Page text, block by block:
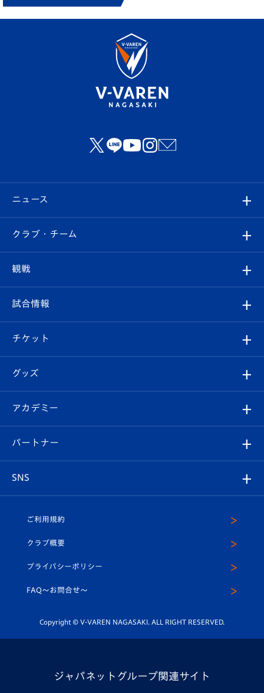
ニュース
すべて
クラブ
試合情報
チケット
イベント
メディア
ホームタウン
クラブ・チーム
クラブ概要
エンブレム紹介
スタッフプロフィール
マスコット紹介
平和祈念活動
ホームタウン活動
観戦
観戦ルール
はじめての観戦ガイド
Revive Team
ヴィヴィくんの長崎おもてなしガイド
試合情報
試合日程/結果
フォトギャラリー
スタジアムグルメ
チケット
チケット
V-LOVERS（ファンクラブ）
プレイヤーズスイート
グッズ
オンラインショップ
店舗情報
アカデミー
育成からのお知らせ
U-18
スクール
パートナー
SNS
ヴィヴィくんインスタグラム
公式LINE＠
ご利用規約
クラブ概要
プライバシーポリシー
FAQ〜お問合せ〜
Copyright © V-VAREN NAGASAKI. ALL RIGHT RESERVED.
ジャパネットグループ関連サイト